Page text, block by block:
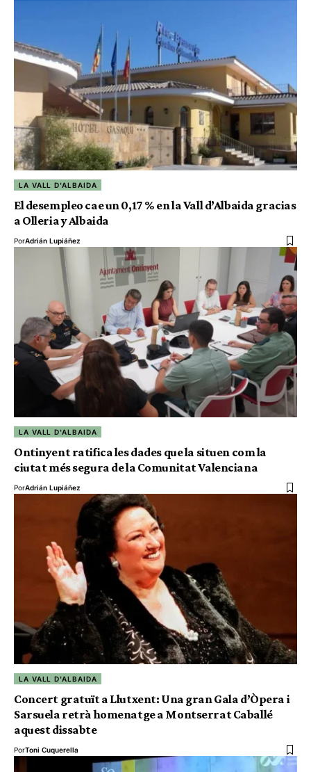
LA VALL D'ALBAIDA
El desempleo cae un 0,17 % en la Vall d’Albaida gracias
a Olleria y Albaida
PorAdrián Lupiáñez
LA VALL D'ALBAIDA
Ontinyent ratifica les dades que la situen com la
ciutat més segura de la Comunitat Valenciana
PorAdrián Lupiáñez
LA VALL D'ALBAIDA
Concert gratuït a Llutxent: Una gran Gala d’Òpera i
Sarsuela retrà homenatge a Montserrat Caballé
aquest dissabte
PorToni Cuquerella